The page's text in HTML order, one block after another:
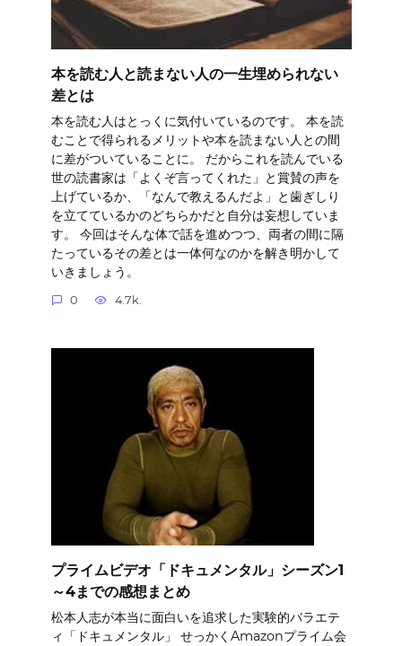
本を読む人と読まない人の一生埋められない
差とは
本を読む人はとっくに気付いているのです。 本を読
むことで得られるメリットや本を読まない人との間
に差がついていることに。 だからこれを読んでいる
世の読書家は「よくぞ言ってくれた」と賞賛の声を
上げているか、「なんで教えるんだよ」と歯ぎしり
を立てているかのどちらかだと自分は妄想していま
す。 今回はそんな体で話を進めつつ、両者の間に隔
たっているその差とは一体何なのかを解き明かして
いきましょう。
0 4.7k.
プライムビデオ「ドキュメンタル」シーズン1
～4までの感想まとめ
松本人志が本当に面白いを追求した実験的バラエテ
ィ「ドキュメンタル」 せっかくAmazonプライム会